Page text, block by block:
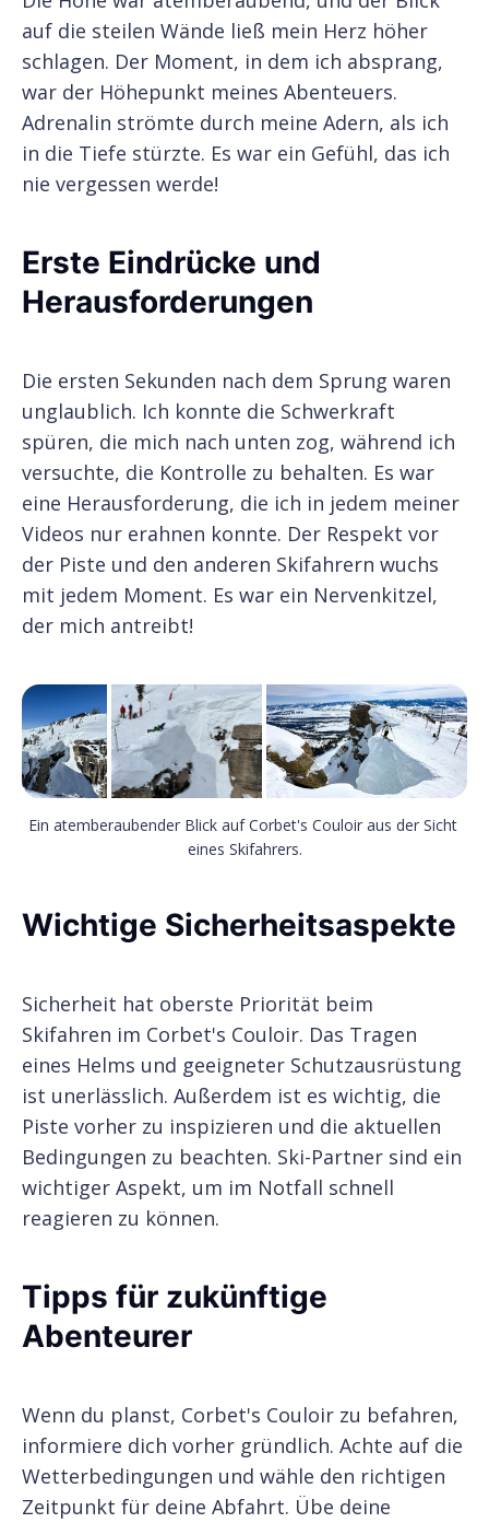
auf die steilen Wände ließ mein Herz höher
schlagen. Der Moment, in dem ich absprang,
war der Höhepunkt meines Abenteuers.
Adrenalin strömte durch meine Adern, als ich
in die Tiefe stürzte. Es war ein Gefühl, das ich
nie vergessen werde!
Erste Eindrücke und
Herausforderungen
Die ersten Sekunden nach dem Sprung waren
unglaublich. Ich konnte die Schwerkraft
spüren, die mich nach unten zog, während ich
versuchte, die Kontrolle zu behalten. Es war
eine Herausforderung, die ich in jedem meiner
Videos nur erahnen konnte. Der Respekt vor
der Piste und den anderen Skifahrern wuchs
mit jedem Moment. Es war ein Nervenkitzel,
der mich antreibt!
Ein atemberaubender Blick auf Corbet's Couloir aus der Sicht
eines Skifahrers.
Wichtige Sicherheitsaspekte
Sicherheit hat oberste Priorität beim
Skifahren im Corbet's Couloir. Das Tragen
eines Helms und geeigneter Schutzausrüstung
ist unerlässlich. Außerdem ist es wichtig, die
Piste vorher zu inspizieren und die aktuellen
Bedingungen zu beachten. Ski-Partner sind ein
wichtiger Aspekt, um im Notfall schnell
reagieren zu können.
Tipps für zukünftige
Abenteurer
Wenn du planst, Corbet's Couloir zu befahren,
informiere dich vorher gründlich. Achte auf die
Wetterbedingungen und wähle den richtigen
Zeitpunkt für deine Abfahrt. Übe deine